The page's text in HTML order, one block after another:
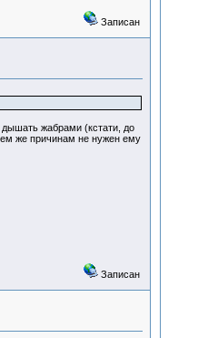
Записан
жабрами (кстати, до
же причинам не нужен ему
Записан